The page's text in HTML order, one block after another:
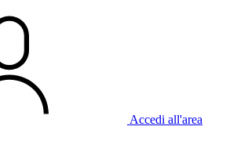
Accedi all'area